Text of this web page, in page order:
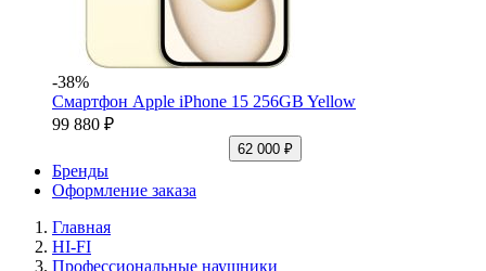
-38%
Смартфон Apple iPhone 15 256GB Yellow
99 880 ₽
62 000 ₽
Бренды
Оформление заказа
Главная
HI-FI
Профессиональные наушники